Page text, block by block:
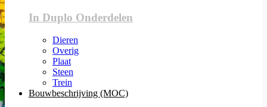
In Duplo Onderdelen
Dieren
Overig
Plaat
Steen
Trein
Bouwbeschrijving (MOC)